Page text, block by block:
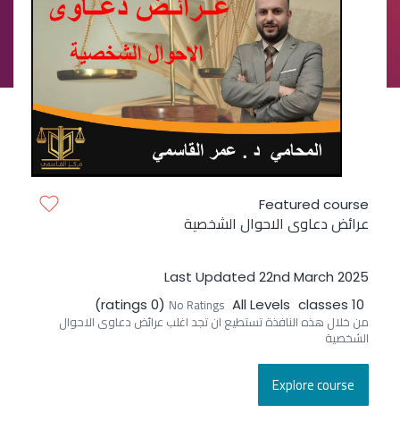
Featured course
عرائض دعاوى الاحوال الشخصية
Last Updated 22nd March 2025
10 classes
All Levels
No Ratings
(0 ratings)
من خلال هذه النافذة تستطيع ان تجد اغلب عرائض دعاوى الاحوال
الشخصية
Explore course